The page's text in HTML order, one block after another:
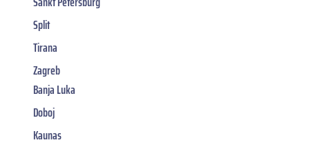
Split
Tirana
Zagreb
Banja Luka
Doboj
Kaunas